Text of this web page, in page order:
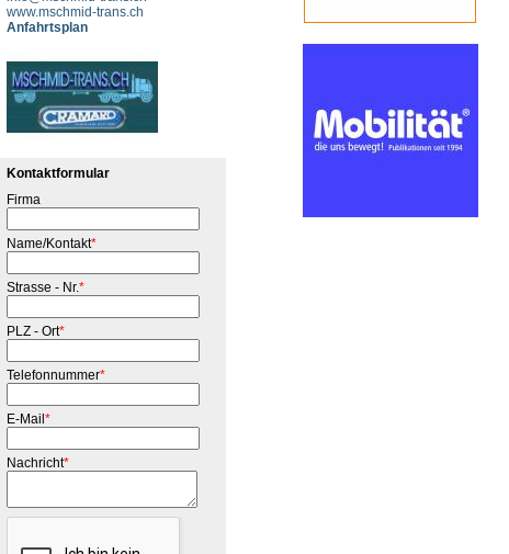
www.mschmid-trans.ch
Anfahrtsplan
Kontaktformular
Firma
Name/Kontakt*
Strasse - Nr.*
PLZ - Ort*
Telefonnummer*
E-Mail *
Nachricht*